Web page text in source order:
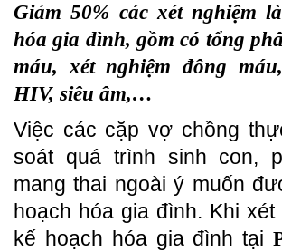
Giảm 50% các xét nghiệm
hóa gia đình, gồm có tổng
máu, xét nghiệm đông
HIV, siêu âm,…
Việc các cặp vợ chồng
soát quá trình sinh con,
mang thai ngoài ý muốn
hoạch hóa gia đình. Khi xét
kế hoạch hóa gia đình tại